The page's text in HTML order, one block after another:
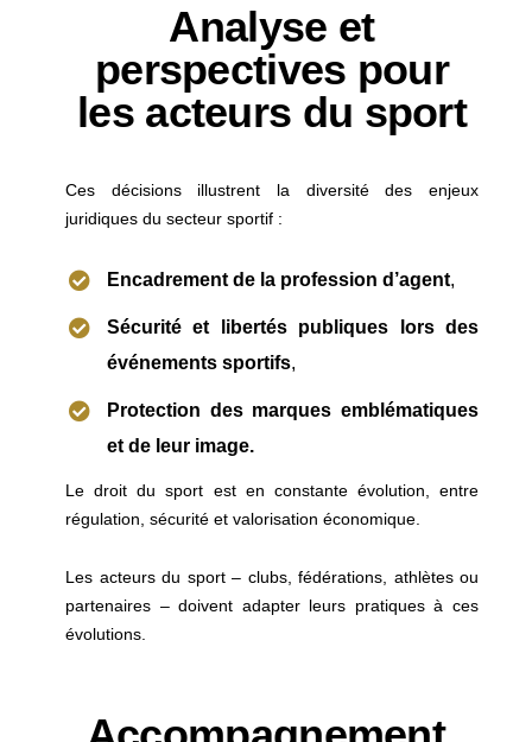
Analyse et
perspectives pour
les acteurs du sport
Ces décisions illustrent la diversité des enjeux
juridiques du secteur sportif :
Encadrement de la profession d’agent,
Sécurité et libertés publiques lors des
événements sportifs,
Protection des marques emblématiques
et de leur image.
Le droit du sport est en constante évolution, entre
régulation, sécurité et valorisation économique.
Les acteurs du sport – clubs, fédérations, athlètes ou
partenaires – doivent adapter leurs pratiques à ces
évolutions.